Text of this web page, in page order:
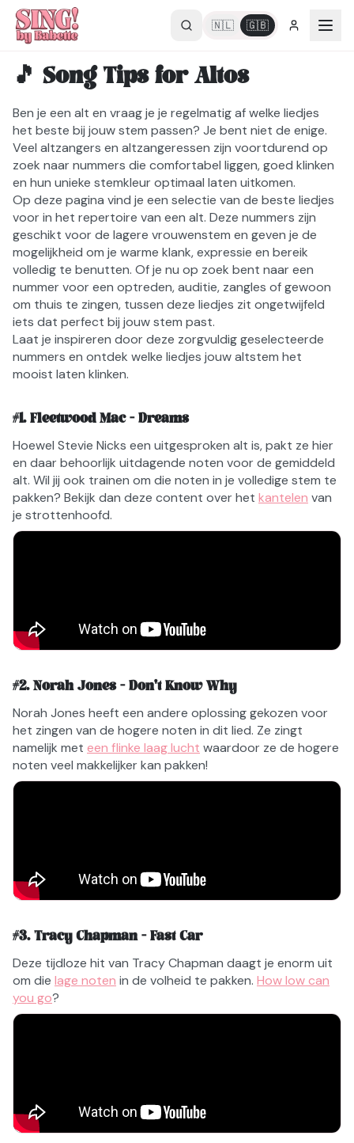
🇳🇱 🇬🇧
Back to SING! Voice
🎵 Song Tips for Altos
Ben je een alt en vraag je je regelmatig af welke liedjes
het beste bij jouw stem passen? Je bent niet de enige.
Veel altzangers en altzangeressen zijn voortdurend op
zoek naar nummers die comfortabel liggen, goed klinken
en hun unieke stemkleur optimaal laten uitkomen.
Op deze pagina vind je een selectie van de beste liedjes
voor in het repertoire van een alt. Deze nummers zijn
geschikt voor de lagere vrouwenstem en geven je de
mogelijkheid om je warme klank, expressie en bereik
volledig te benutten. Of je nu op zoek bent naar een
nummer voor een optreden, auditie, zangles of gewoon
om thuis te zingen, tussen deze liedjes zit ongetwijfeld
iets dat perfect bij jouw stem past.
Laat je inspireren door deze zorgvuldig geselecteerde
nummers en ontdek welke liedjes jouw altstem het
mooist laten klinken.
#1.Fleetwood Mac - Dreams
Hoewel Stevie Nicks een uitgesproken alt is, pakt ze hier
en daar behoorlijk uitdagende noten voor de gemiddeld
alt. Wil jij ook trainen om die noten in je volledige stem te
pakken? Bekijk dan deze content over het kantelen van
je strottenhoofd.
#2.Norah Jones - Don't Know Why
Norah Jones heeft een andere oplossing gekozen voor
het zingen van de hogere noten in dit lied. Ze zingt
namelijk met een flinke laag lucht waardoor ze de hogere
noten veel makkelijker kan pakken!
#3.Tracy Chapman - Fast Car
Deze tijdloze hit van Tracy Chapman daagt je enorm uit
om die lage noten in de volheid te pakken. How low can
you go?